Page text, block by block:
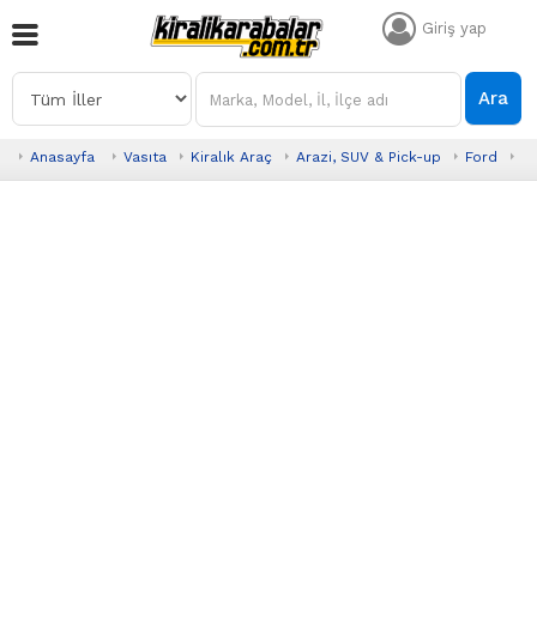
Giriş yap
Ara
Anasayfa Vasıta Kiralık Araç Arazi, SUV & Pick-up Ford